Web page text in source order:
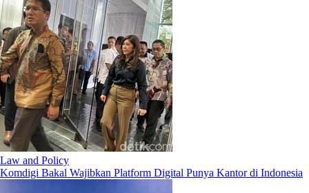
Law and Policy
Komdigi Bakal Wajibkan Platform Digital Punya Kantor di Indonesia